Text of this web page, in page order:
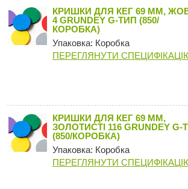
КРИШКИ ДЛЯ КЕГ 69 ММ,
4 GRUNDEY G-ТИП (850/
КОРОБКА)
Упаковка: Коробка
ПЕРЕГЛЯНУТИ
КРИШКИ ДЛЯ КЕГ 69 ММ,
ЗОЛОТИСТІ 116 GRUNDEY G-
(850/КОРОБКА)
Упаковка: Коробка
ПЕРЕГЛЯНУТИ